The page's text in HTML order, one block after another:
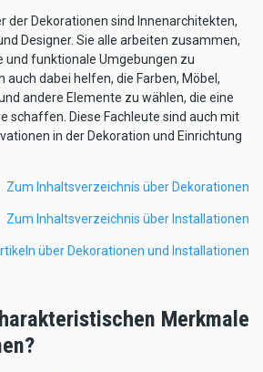
der Dekorationen sind Innenarchitekten,
Designer. Sie alle arbeiten zusammen,
und funktionale Umgebungen zu
auch dabei helfen, die Farben, Möbel,
andere Elemente zu wählen, die eine
schaffen. Diese Fachleute sind auch mit
in der Dekoration und Einrichtung
Zum Inhaltsverzeichnis über Dekorationen
Zum Inhaltsverzeichnis über Installationen
über Dekorationen und Installationen
Merkmale